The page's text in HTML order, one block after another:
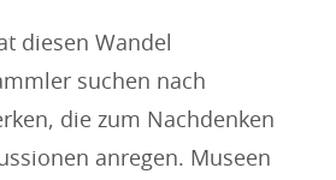
diesen Wandel
suchen nach
die zum Nachdenken
anregen. Museen